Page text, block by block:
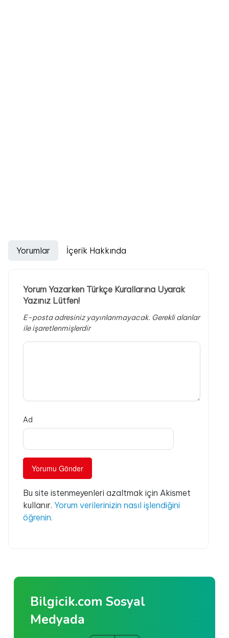
Yorumlar İçerik Hakkında
Yorum Yazarken Türkçe Kurallarına Uyarak
Yazınız Lütfen!
E-posta adresiniz yayınlanmayacak. Gerekli alanlar
ile işaretlenmişlerdir
Ad
Bu site istenmeyenleri azaltmak için Akismet
kullanır. Yorum verilerinizin nasıl işlendiğini
öğrenin.
Bilgicik.com Sosyal
Medyada